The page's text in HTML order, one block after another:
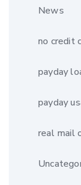
News
no credit
payday
payday
real mail